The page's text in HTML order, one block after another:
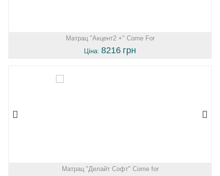
Матрац "Акцент2 +" Come For
Ціна: 8216 грн
Матрац "Делайт Софт" Come for